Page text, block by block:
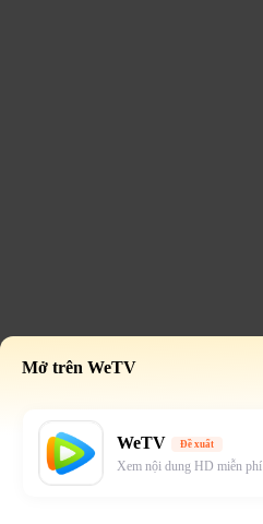
Mở trên WeTV
WeTV Đề xuất
Xem nội dung HD miễn phí